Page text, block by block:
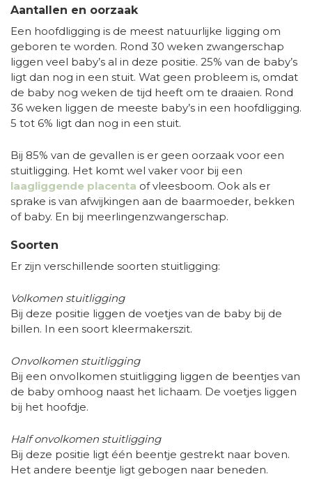
Aantallen en oorzaak
Een hoofdligging is de meest natuurlijke ligging om
geboren te worden. Rond 30 weken zwangerschap
liggen veel baby’s al in deze positie. 25% van de baby’s
ligt dan nog in een stuit. Wat geen probleem is, omdat
de baby nog weken de tijd heeft om te draaien. Rond
36 weken liggen de meeste baby’s in een hoofdligging.
5 tot 6% ligt dan nog in een stuit.
Bij 85% van de gevallen is er geen oorzaak voor een
stuitligging. Het komt wel vaker voor bij een
laagliggende placenta of vleesboom. Ook als er
sprake is van afwijkingen aan de baarmoeder, bekken
of baby. En bij meerlingenzwangerschap.
Soorten
Er zijn verschillende soorten stuitligging:
Volkomen stuitligging
Bij deze positie liggen de voetjes van de baby bij de
billen. In een soort kleermakerszit.
Onvolkomen stuitligging
Bij een onvolkomen stuitligging liggen de beentjes van
de baby omhoog naast het lichaam. De voetjes liggen
bij het hoofdje.
Half onvolkomen stuitligging
Bij deze positie ligt één beentje gestrekt naar boven.
Het andere beentje ligt gebogen naar beneden.